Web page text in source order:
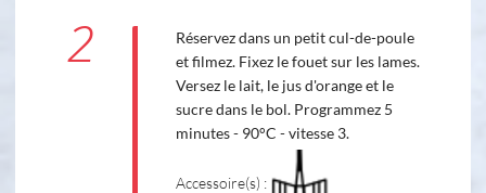
2
Réservez dans un petit cul-de-poule
et filmez. Fixez le fouet sur les lames.
Versez le lait, le jus d'orange et le
sucre dans le bol. Programmez 5
minutes - 90°C - vitesse 3.
Accessoire(s) :